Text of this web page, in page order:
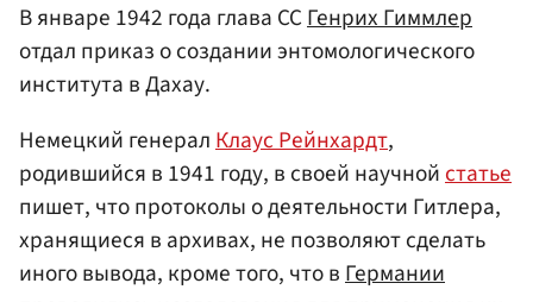
В январе 1942 года глава ССГенрих Гиммлер
отдал приказ о создании энтомологического
института в Дахау.
Немецкий генералКлаус Рейнхардт,
родившийся в 1941 году, в своей научнойстатье
пишет, что протоколы о деятельности Гитлера,
хранящиеся в архивах, не позволяют сделать
иного вывода, кроме того, что вГермании